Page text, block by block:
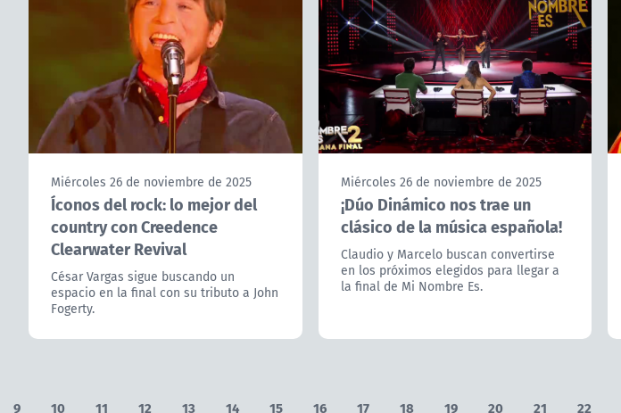
Miércoles 26 de noviembre de 2025
Íconos del rock: lo mejor del
country con Creedence
Clearwater Revival
César Vargas sigue buscando un
espacio en la final con su tributo a John
Fogerty.
Miércoles 26 de noviembre de 2025
¡Dúo Dinámico nos trae un
clásico de la música española!
Claudio y Marcelo buscan convertirse
en los próximos elegidos para llegar a
la final de Mi Nombre Es.
9 10 11 12 13 14 15 16 17 18 19 20 21 22